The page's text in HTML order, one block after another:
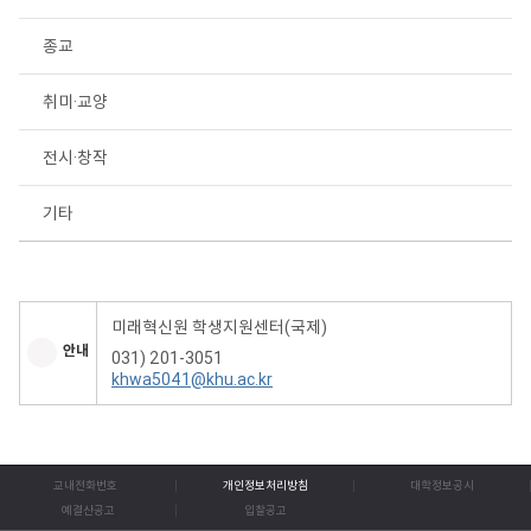
종교
취미·교양
전시·창작
기타
안내
미래혁신원 학생지원센터(국제)
031) 201-3051
khwa5041@khu.ac.kr
교내전화번호 개인정보처리방침
대학정보공시
예결산공고
입찰공고